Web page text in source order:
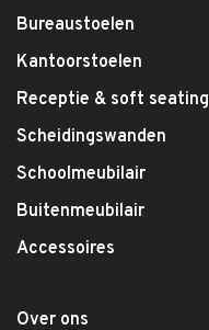
Bureaustoelen
Kantoorstoelen
Receptie & soft seating
Scheidingswanden
Schoolmeubilair
Buitenmeubilair
Accessoires
Over ons